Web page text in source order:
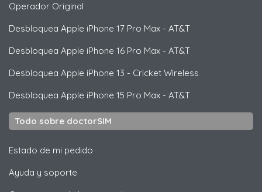
Operador Original
Desbloquea Apple iPhone 17 Pro Max - AT&T
Desbloquea Apple iPhone 16 Pro Max - AT&T
Desbloquea Apple iPhone 13 - Cricket Wireless
Desbloquea Apple iPhone 15 Pro Max - AT&T
Todo sobre doctorSIM
Estado de mi pedido
Ayuda y soporte